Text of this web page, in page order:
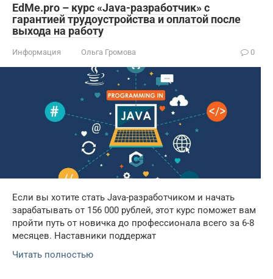
EdMe.pro – курс «Java-разработчик» с
гарантией трудоустройства и оплатой после
выхода на работу
Информация Ольга Громова 0
Если вы хотите стать Java-разработчиком и начать
зарабатывать от 156 000 рублей, этот курс поможет вам
пройти путь от новичка до профессионала всего за 6-8
месяцев. Наставники поддержат
Читать полностью